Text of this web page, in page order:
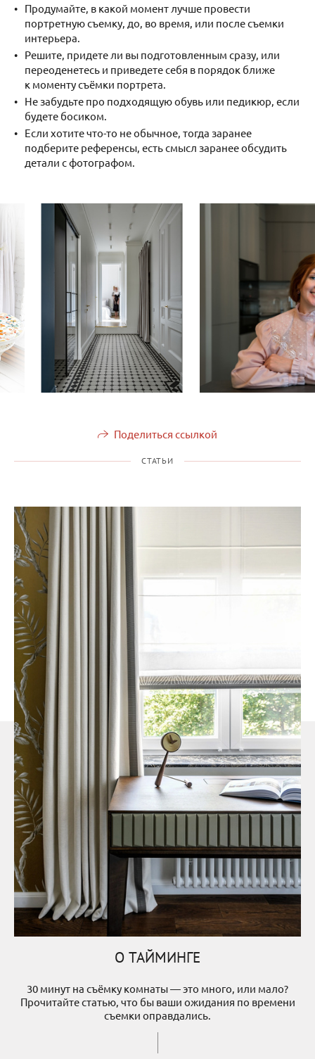
Продумайте, в какой момент лучше провести
портретную съемку, до, во время, или после съемки
интерьера.
Решите, придете ли вы подготовленным сразу, или
переоденетесь и приведете себя в порядок ближе
к моменту съёмки портрета.
Не забудьте про подходящую обувь или педикюр, если
будете босиком.
Если хотите что-то не обычное, тогда заранее
подберите референсы, есть смысл заранее обсудить
детали с фотографом.
Поделиться ссылкой
СТАТЬИ
О ТАЙМИНГЕ
30 минут на съёмку комнаты — это много, или мало?
Прочитайте статью, что бы ваши ожидания по времени
съемки оправдались.